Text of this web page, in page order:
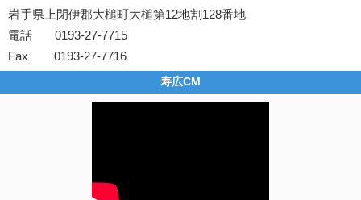
岩手県上閉伊郡大槌町大槌第12地割128番地
電話 0193-27-7715
Fax 0193-27-7716
寿広CM